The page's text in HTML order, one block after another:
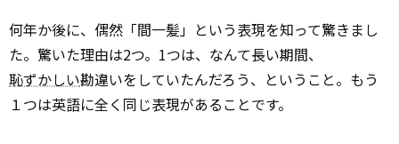
何年か後に、偶然「間一髪」という表現を知って驚きまし
た。驚いた理由は2つ。1つは、なんて長い期間、
恥ずかしい勘違いをしていたんだろう、ということ。もう
１つは英語に全く同じ表現があることです。